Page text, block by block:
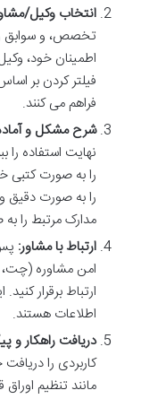
انتخاب وکیل/
تخصص، و سوابق
اطمینان خود،
فیلتر کردن بر
فراهم می کنند.
شرح مشکل و
نهایت استفاده را
را به صورت کتبی
را به صورت
مدارک مرتبط را
ارتباط با مشاور:
امن مشاوره
ارتباط برقرار
اطلاعات هستند.
دریافت راهکار و
کاربردی را
مانند تنظیم